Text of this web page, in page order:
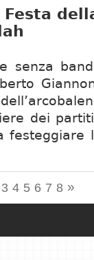
senza
dei
festeggiare
3 4 5 6 7 8 »